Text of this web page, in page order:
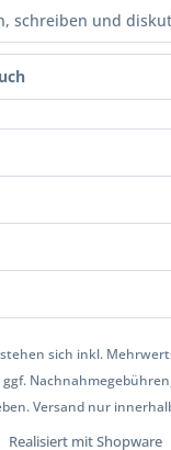
schreiben und
sich inkl.
ggf.
Versand nur
Realisiert mit Shopware